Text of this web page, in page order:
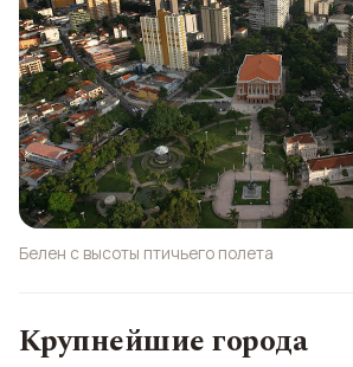
Белен с высоты птичьего полета
Крупнейшие города